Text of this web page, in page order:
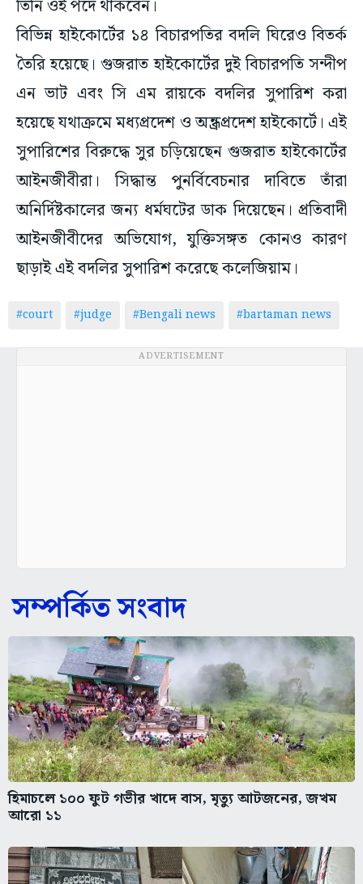
তিনি ওই পদে থাকবেন।
বিভিন্ন হাইকোর্টের ১৪ বিচারপতির বদলি ঘিরেও বিতর্ক
তৈরি হয়েছে। গুজরাত হাইকোর্টের দুই বিচারপতি সন্দীপ
এন ভাট এবং সি এম রায়কে বদলির সুপারিশ করা
হয়েছে যথাক্রমে মধ্যপ্রদেশ ও অন্ধ্রপ্রদেশ হাইকোর্টে। এই
সুপারিশের বিরুদ্ধে সুর চড়িয়েছেন গুজরাত হাইকোর্টের
আইনজীবীরা। সিদ্ধান্ত পুনর্বিবেচনার দাবিতে তাঁরা
অনির্দিষ্টকালের জন্য ধর্মঘটের ডাক দিয়েছেন। প্রতিবাদী
আইনজীবীদের অভিযোগ, যুক্তিসঙ্গত কোনও কারণ
ছাড়াই এই বদলির সুপারিশ করেছে কলেজিয়াম।
#court #judge #Bengali news #bartaman news
ADVERTISEMENT
সম্পর্কিত সংবাদ
হিমাচলে ১০০ ফুট গভীর খাদে বাস, মৃত্যু আটজনের, জখম
আরো ১১